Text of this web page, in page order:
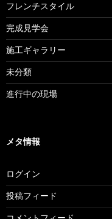
フレンチスタイル
完成見学会
施工ギャラリー
未分類
進行中の現場
メタ情報
ログイン
投稿フィード